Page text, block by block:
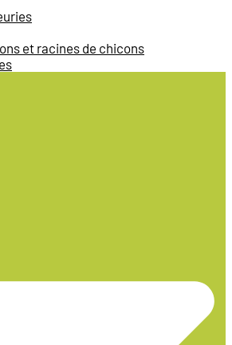
et racines de chicons